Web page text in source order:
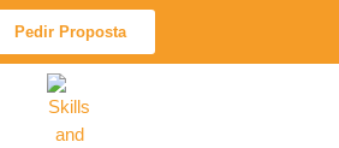
Pedir Proposta